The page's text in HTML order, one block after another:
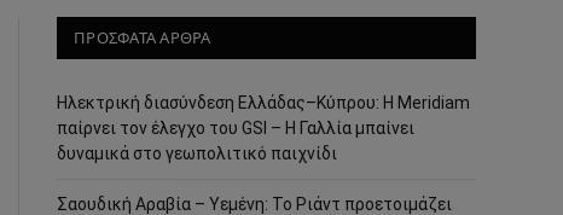
ΠΡΟΣΦΑΤΑ ΑΡΘΡΑ
Ηλεκτρική διασύνδεση Ελλάδας–Κύπρου: Η Meridiam
παίρνει τον έλεγχο του GSI – Η Γαλλία μπαίνει
δυναμικά στο γεωπολιτικό παιχνίδι
Σαουδική Αραβία – Υεμένη: Το Ριάντ προετοιμάζει